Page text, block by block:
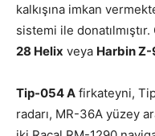
kalkışına imkan
sistemi ile
28 Helix veya Harbin Z-
Tip-054 A firkateyni,
radarı, MR-36A yüzey